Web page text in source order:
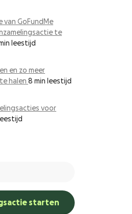
van GoFundMe
te
leestijd
en zo meer
halen 8 min leestijd
voor
starten